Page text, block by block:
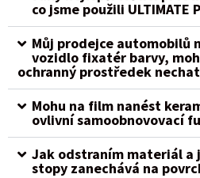
co jsme použili ULTIMATE
Můj prodejce automobilů
vozidlo fixatér barvy,
ochranný prostředek
Mohu na film nanést
ovlivní samoobnovovací
Jak odstraním materiál a
stopy zanechává na